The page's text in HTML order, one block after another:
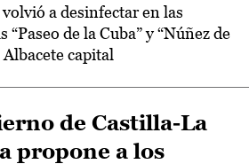
volvió a desinfectar en las
“Paseo de la Cuba” y “Núñez de
Albacete capital
de Castilla-La
propone a los